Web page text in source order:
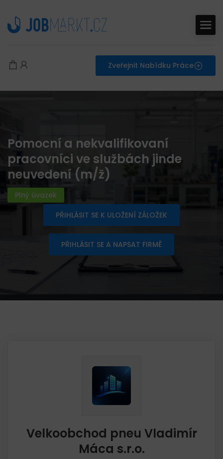
Zveřejnit Nabídku Práce
Pomocní a nekvalifikovaní
pracovníci ve službách jinde
neuvedení (m/ž)
Plný úvazek
PŘIHLÁSIT SE K ULOŽENÍ ZÁLOŽEK
PŘIHLÁSIT SE A NAPSAT FIRMĚ
Velkoobchod pneu Vladimír
Máca s.r.o.